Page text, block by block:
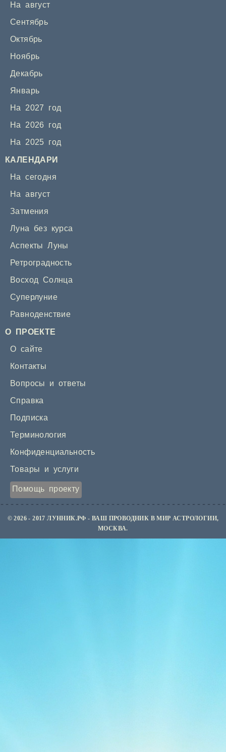
На август
Сентябрь
Октябрь
Ноябрь
Декабрь
Январь
На 2027 год
На 2026 год
На 2025 год
КАЛЕНДАРИ
На сегодня
На август
Затмения
Луна без курса
Аспекты Луны
Ретроградность
Восход Солнца
Суперлуние
Равноденствие
О ПРОЕКТЕ
О сайте
Контакты
Вопросы и ответы
Справка
Подписка
Терминология
Конфиденциальность
Товары и услуги
Помощь проекту
© 2026 - 2017 ЛУННИК.РФ - ВАШ ПРОВОДНИК В МИР АСТРОЛОГИИ,
МОСКВА.